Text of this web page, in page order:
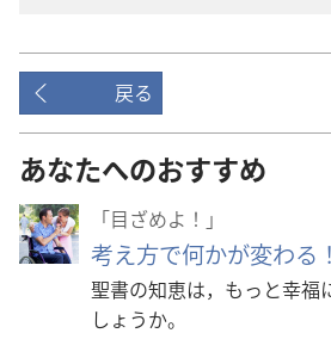
戻る
あなたへのおすすめ
「目ざめよ！」
考え方で何かが変わる！
聖書の知恵は，もっと幸福
しょうか。